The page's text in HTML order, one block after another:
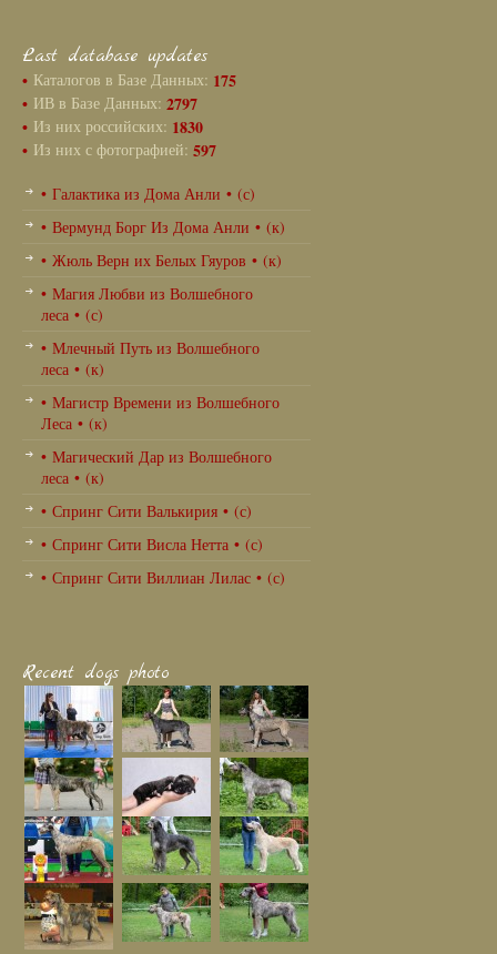
Last database updates
• Каталогов в Базе Данных: 175
• ИВ в Базе Данных: 2797
• Из них российских: 1830
• Из них с фотографией: 597
• Галактика из Дома Анли • (с)
• Вермунд Борг Из Дома Анли • (к)
• Жюль Верн их Белых Гяуров • (к)
• Магия Любви из Волшебного
леса • (с)
• Млечный Путь из Волшебного
леса • (к)
• Магистр Времени из Волшебного
Леса • (к)
• Магический Дар из Волшебного
леса • (к)
• Спринг Сити Валькирия • (с)
• Спринг Сити Висла Нетта • (с)
• Спринг Сити Виллиан Лилас • (с)
Recent dogs photo